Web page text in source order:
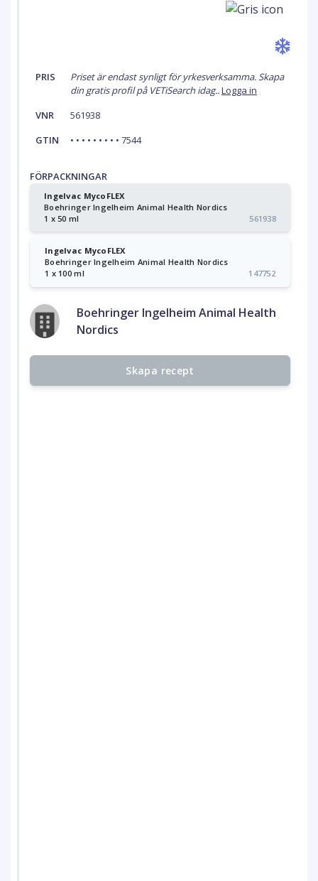
PRIS
Priset är endast synligt för yrkesverksamma. Skapa
din gratis profil på VETiSearch idag..Logga in
VNR
561938
GTIN
• • • • • • • • • 7544
FÖRPACKNINGAR
Ingelvac MycoFLEX
Boehringer Ingelheim Animal Health Nordics
1 x 50 ml
561938
Ingelvac MycoFLEX
Boehringer Ingelheim Animal Health Nordics
1 x 100 ml
147752
Boehringer Ingelheim Animal Health
Nordics
Skapa recept